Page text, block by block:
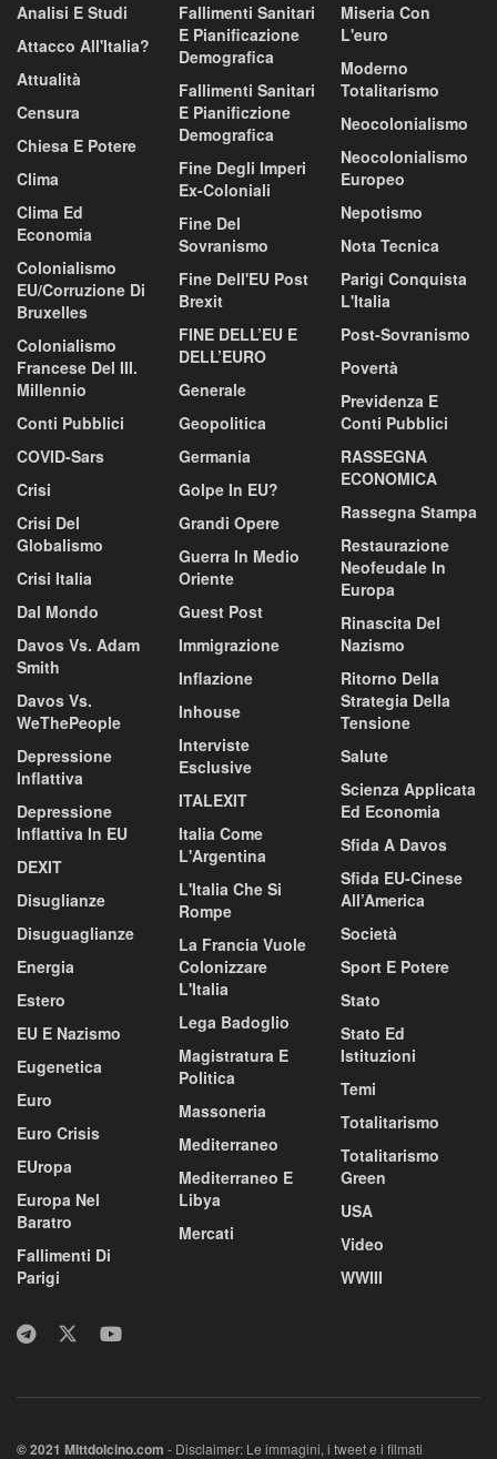
Analisi E Studi
Attacco All'Italia?
Attualità
Censura
Chiesa E Potere
Clima
Clima Ed
Economia
Colonialismo
EU/corruzione Di
Bruxelles
Colonialismo
Francese Del III.
Millennio
Conti Pubblici
COVID-Sars
Crisi
Crisi Del
Globalismo
Crisi Italia
Dal Mondo
Davos Vs. Adam
Smith
Davos Vs.
WeThePeople
Depressione
Inflattiva
Depressione
Inflattiva In EU
DEXIT
Disuglianze
Disuguaglianze
Energia
Estero
EU E Nazismo
Eugenetica
Euro
Euro Crisis
EUropa
Europa Nel
Baratro
Fallimenti Di
Parigi
Fallimenti Sanitari
E Pianificazione
Demografica
Fallimenti Sanitari
E Pianificzione
Demografica
Fine Degli Imperi
Ex-Coloniali
Fine Del
Sovranismo
Fine Dell'EU Post
Brexit
FINE DELL’EU E
DELL’EURO
Generale
Geopolitica
Germania
Golpe In EU?
Grandi Opere
Guerra In Medio
Oriente
Guest Post
Immigrazione
Inflazione
Inhouse
Interviste
Esclusive
ITALEXIT
Italia Come
L'Argentina
L'Italia Che Si
Rompe
La Francia Vuole
Colonizzare
L'Italia
Lega Badoglio
Magistratura E
Politica
Massoneria
Mediterraneo
Mediterraneo E
Libya
Mercati
Miseria Con
L'euro
Moderno
Totalitarismo
Neocolonialismo
Neocolonialismo
Europeo
Nepotismo
Nota Tecnica
Parigi Conquista
L'Italia
Post-Sovranismo
Povertà
Previdenza E
Conti Pubblici
RASSEGNA
ECONOMICA
Rassegna Stampa
Restaurazione
Neofeudale In
Europa
Rinascita Del
Nazismo
Ritorno Della
Strategia Della
Tensione
Salute
Scienza Applicata
Ed Economia
Sfida A Davos
Sfida EU-Cinese
All’America
Società
Sport E Potere
Stato
Stato Ed
Istituzioni
Temi
Totalitarismo
Totalitarismo
Green
USA
Video
WWIII
© 2021 MIttdolcino.com - Disclaimer: Le immagini, i tweet e i filmati